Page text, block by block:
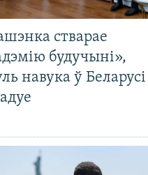
стварае
будучыні»,
навука ў Беларусі